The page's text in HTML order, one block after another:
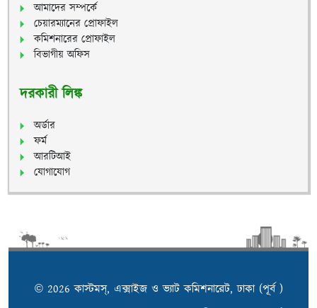
আমাদের সম্পর্কে
চেয়ারম্যানের প্রোফাইল
কমিশনারের প্রোফাইল
বিভাগীয় অফিস
দরকারী লিঙ্ক
অর্ডার
ফর্ম
আরটিআই
যোগাযোগ
© 2026 কাস্টমস্, এক্সাইজ ও ভ্যাট কমিশনারেট, ঢাকা (পূর্ব )